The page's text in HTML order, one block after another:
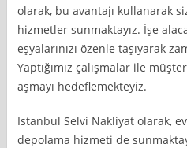
olarak, bu avantajı kullanarak
hizmetler sunmaktayız. İşe
eşyalarınızı özenle taşıyarak
Yaptığımız çalışmalar ile
aşmayı hedeflemekteyiz.
Istanbul Selvi Nakliyat olarak,
depolama hizmeti de